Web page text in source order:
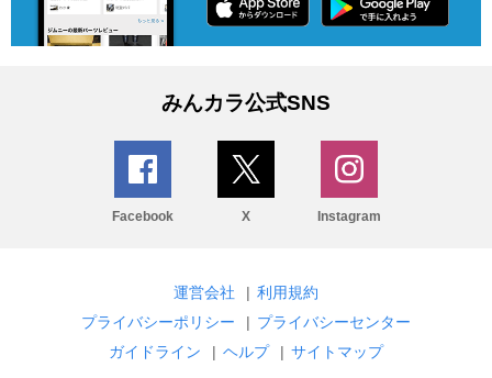
みんカラ公式SNS
Facebook X Instagram
運営会社 | 利用規約
プライバシーポリシー
| プライバシーセンター
ガイドライン
| ヘルプ | サイトマップ